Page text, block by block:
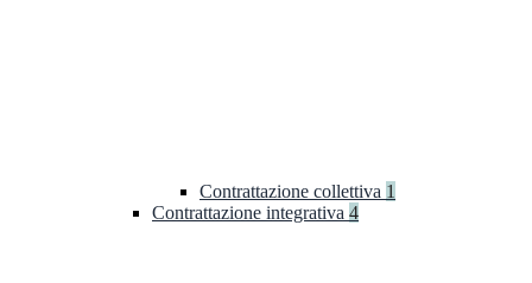
Contrattazione collettiva 1
Contrattazione integrativa 4